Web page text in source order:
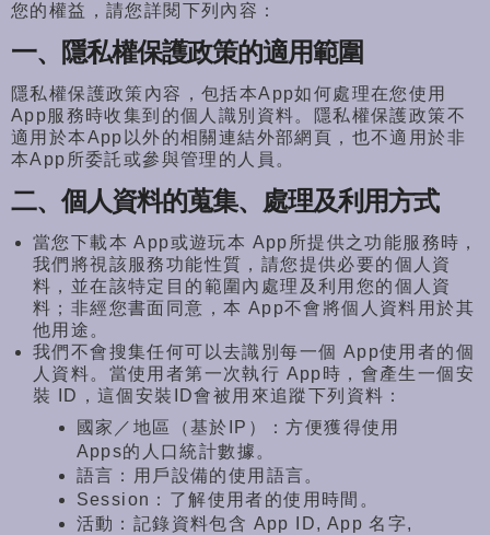
您的權益， 請您詳閱下列內容：
一、隱私權保護政策的適用範圍
隱私權保護政策內容，包括本App如何處理在您使用
App服務時收集到的個人識別資料。隱私權保護政策不
適用於本App以外的相關連結外部網頁，也不適用於非
本App所委託或參與管理的人員。
二、個人資料的蒐集、處理及利用方式
當您下載本 App或遊玩本 App所提供之功能服務時，
我們將視該服務功能性質， 請您提供必要的個人資
料， 並在該特定目的範圍內處理及利用您的個人資
料；非經您書面同意， 本 App不會將個人資料用於其
他用途。
我們不會搜集任何可以去識別每一個 App使用者的個
人資料。當使用者第一次執行 App時，會產生一個安
裝 ID，這個安裝ID會被用來追蹤下列資料：
國家／地區（基於IP）：方便獲得使用
Apps的人口統計數據。
語言：用戶設備的使用語言。
Session：了解使用者的使用時間。
活動：記錄資料包含 App ID, App 名字,